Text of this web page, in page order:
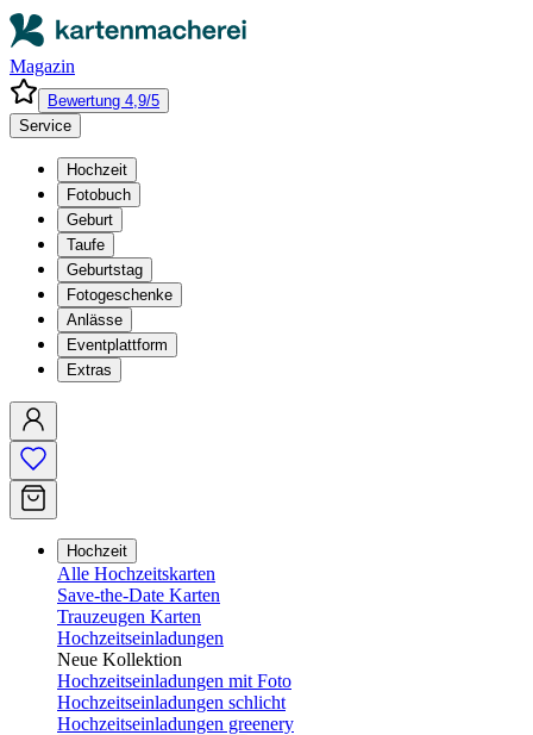
Magazin
Bewertung 4,9/5
Service
Hochzeit
Fotobuch
Geburt
Taufe
Geburtstag
Fotogeschenke
Anlässe
Eventplattform
Extras
Hochzeit
Alle Hochzeitskarten
Save-the-Date Karten
Trauzeugen Karten
Hochzeitseinladungen
Neue Kollektion
Hochzeitseinladungen mit Foto
Hochzeitseinladungen schlicht
Hochzeitseinladungen greenery